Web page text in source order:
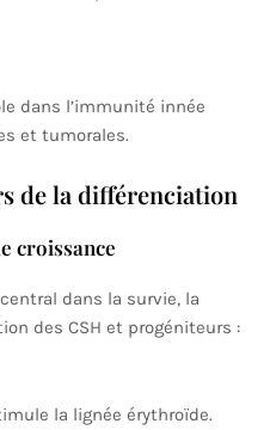
dans l’immunité innée
et tumorales.
de la différenciation
croissance
dans la survie, la
des CSH et progéniteurs :
la lignée érythroïde.